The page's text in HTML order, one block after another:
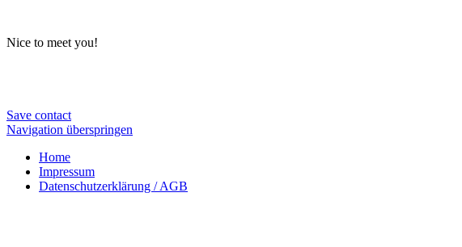
Nice to meet you!
Save contact
Navigation überspringen
Home
Impressum
Datenschutzerklärung / AGB